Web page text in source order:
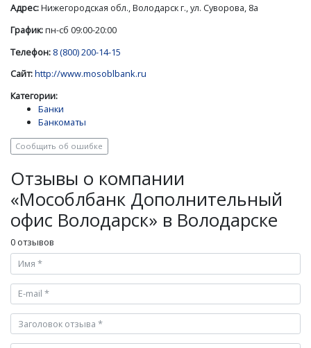
Адрес:Нижегородская обл., Володарск г., ул. Суворова, 8а
График:пн-сб 09:00-20:00
Телефон: 8 (800) 200-14-15
Сайт:http://www.mosoblbank.ru
Категории:
Банки
Банкоматы
Сообщить об ошибке
Отзывы о компании
«Мособлбанк Дополнительный
офис Володарск» в Володарске
0 отзывов